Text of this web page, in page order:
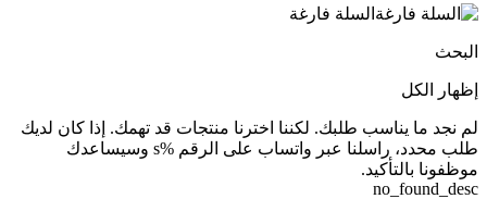
السلة فارغة
البحث
إظهار الكل
لم نجد ما يناسب طلبك. لكننا اخترنا منتجات قد تهمك. إذا كان لديك
طلب محدد، راسلنا عبر واتساب على الرقم %s وسيساعدك
موظفونا بالتأكيد.
no_found_desc